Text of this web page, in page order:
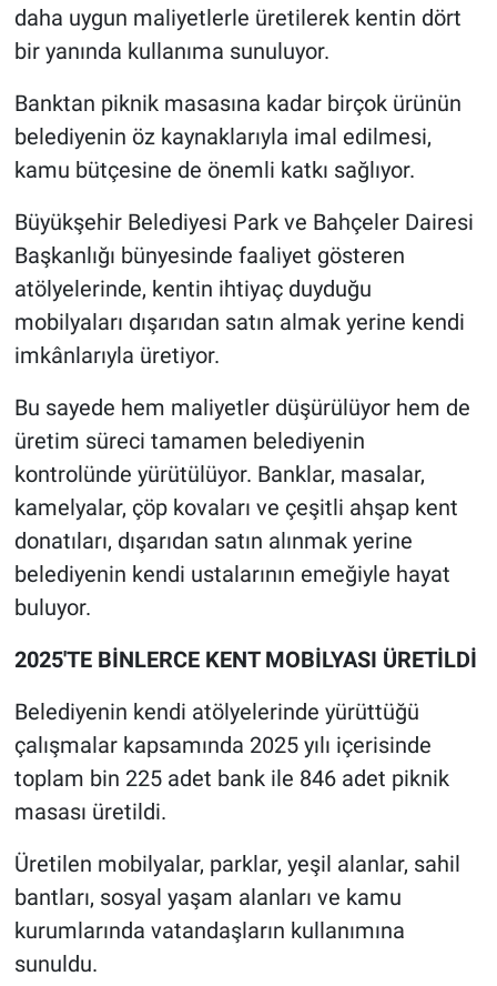
daha uygun maliyetlerle üretilerek kentin dört
bir yanında kullanıma sunuluyor.
Banktan piknik masasına kadar birçok ürünün
belediyenin öz kaynaklarıyla imal edilmesi,
kamu bütçesine de önemli katkı sağlıyor.
Büyükşehir Belediyesi Park ve Bahçeler Dairesi
Başkanlığı bünyesinde faaliyet gösteren
atölyelerinde, kentin ihtiyaç duyduğu
mobilyaları dışarıdan satın almak yerine kendi
imkânlarıyla üretiyor.
Bu sayede hem maliyetler düşürülüyor hem de
üretim süreci tamamen belediyenin
kontrolünde yürütülüyor. Banklar, masalar,
kamelyalar, çöp kovaları ve çeşitli ahşap kent
donatıları, dışarıdan satın alınmak yerine
belediyenin kendi ustalarının emeğiyle hayat
buluyor.
2025'TE BİNLERCE KENT MOBİLYASI ÜRETİLDİ
Belediyenin kendi atölyelerinde yürüttüğü
çalışmalar kapsamında 2025 yılı içerisinde
toplam bin 225 adet bank ile 846 adet piknik
masası üretildi.
Üretilen mobilyalar, parklar, yeşil alanlar, sahil
bantları, sosyal yaşam alanları ve kamu
kurumlarında vatandaşların kullanımına
sunuldu.